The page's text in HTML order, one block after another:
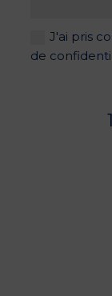
J'ai pris
de